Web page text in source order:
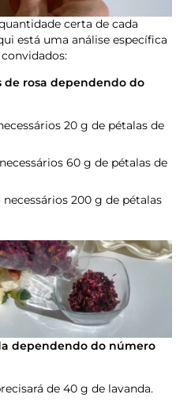
certa de cada
está uma análise específica
rosa dependendo do
20 g de pétalas de
60 g de pétalas de
necessários 200 g de pétalas
dependendo do número
de 40 g de lavanda.